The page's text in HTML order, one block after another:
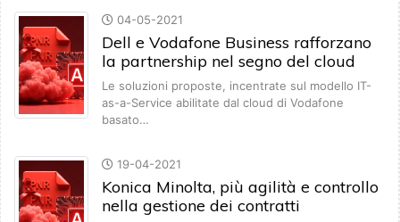
04-05-2021
Dell e Vodafone Business rafforzano
la partnership nel segno del cloud
Le soluzioni proposte, incentrate sul modello IT-
as-a-Service abilitate dal cloud di Vodafone
basato…
19-04-2021
Konica Minolta, più agilità e controllo
nella gestione dei contratti